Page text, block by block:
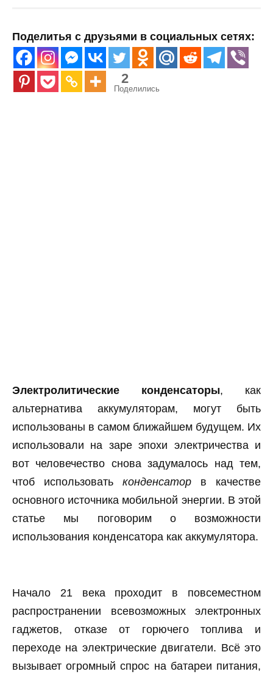
Поделитья с друзьями в социальных сетях:
2
Поделились
Электролитические конденсаторы, как
альтернатива аккумуляторам, могут быть
использованы в самом ближайшем будущем. Их
использовали на заре эпохи электричества и
вот человечество снова задумалось над тем,
чтоб использовать конденсатор в качестве
основного источника мобильной энергии. В этой
статье мы поговорим о возможности
использования конденсатора как аккумулятора.
Начало 21 века проходит в повсеместном
распространении всевозможных электронных
гаджетов, отказе от горючего топлива и
переходе на электрические двигатели. Всё это
вызывает огромный спрос на батареи питания,